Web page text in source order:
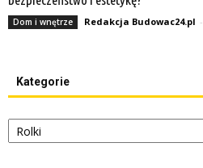
Dom i wnętrze Redakcja Budowac24.pl -
Kategorie
Kategorie